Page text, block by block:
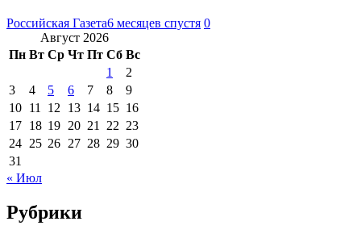
Российская Газета6 месяцев спустя 0
Август 2026
Пн Вт Ср Чт Пт Сб Вс
1
2
3
4 5 6 7 8
9
10 11 12 13 14 15 16
17 18 19 20 21 22 23
24 25 26 27 28 29 30
31
« Июл
Рубрики